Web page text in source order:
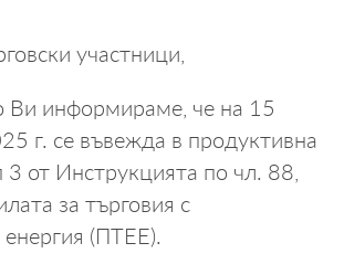
участници,
Ви информираме, че на 15
г. се въвежда в продуктивна
3 от Инструкцията по чл. 88,
за търговия с
енергия (ПТЕЕ).